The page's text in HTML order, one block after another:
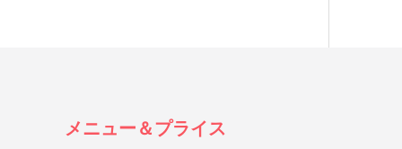
メニュー＆プライス